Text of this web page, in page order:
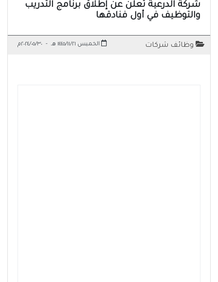
شركة الدرعية تعلن عن إطلاق برنامج التدريب
والتوظيف في أول فنادقها
وظائف شركات الخميس ١٤٤٥/١١/٢١ هـ - ٢٠٢٤/٠٥/٣٠م